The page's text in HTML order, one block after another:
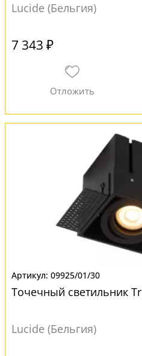
Lucide (Бельгия)
7 343 ₽
09925/01/30
Точечный светильник
Lucide (Бельгия)